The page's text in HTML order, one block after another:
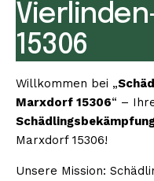
15306
Willkommen bei „
Marxdorf 15306“ –
Marxdorf 15306!
Unsere Mission: